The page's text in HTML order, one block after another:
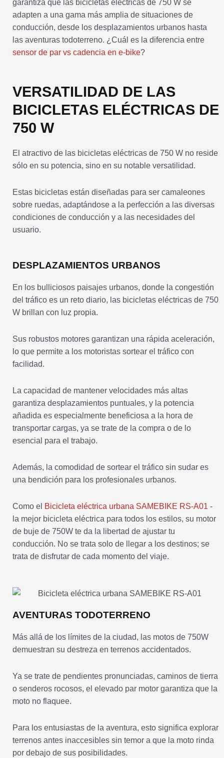
garantiza que las bicicletas eléctricas de 750 W se
adapten a una gama más amplia de situaciones de
conducción, desde los desplazamientos urbanos hasta
las aventuras todoterreno. ¿Cuál es la diferencia entre
sensor de par vs cadencia en e-bike?
VERSATILIDAD DE LAS
BICICLETAS ELÉCTRICAS DE
750 W
El atractivo de las bicicletas eléctricas de 750 W no reside
sólo en su potencia, sino en su notable versatilidad.
Estas bicicletas están diseñadas para ser camaleones
sobre ruedas, adaptándose a la perfección a las diversas
condiciones de conducción y a las necesidades del
usuario.
DESPLAZAMIENTOS URBANOS
En los bulliciosos paisajes urbanos, donde la congestión
del tráfico es un reto diario, las bicicletas eléctricas de 750
W brillan con luz propia.
Sus robustos motores garantizan una rápida aceleración,
lo que permite a los motoristas sortear el tráfico con
facilidad.
La capacidad de mantener velocidades más altas
garantiza desplazamientos puntuales, y la potencia
añadida es especialmente beneficiosa a la hora de
transportar cargas, ya se trate de la compra o de lo
esencial para el trabajo.
Además, la comodidad de sortear el tráfico sin sudar es
una bendición para los profesionales urbanos.
Como el Bicicleta eléctrica urbana SAMEBIKE RS-A01 -
la mejor bicicleta eléctrica para todos los estilos, su motor
de buje de 750W te da la libertad de ajustar tu
conducción. No se trata solo de llegar a los destinos; se
trata de disfrutar de cada momento del viaje.
AVENTURAS TODOTERRENO
Más allá de los límites de la ciudad, las motos de 750W
demuestran su destreza en terrenos accidentados.
Ya se trate de pendientes pronunciadas, caminos de tierra
o senderos rocosos, el elevado par motor garantiza que la
moto no flaquee.
Para los entusiastas de la aventura, esto significa explorar
terrenos antes inaccesibles sin temor a que la moto rinda
por debajo de sus posibilidades.